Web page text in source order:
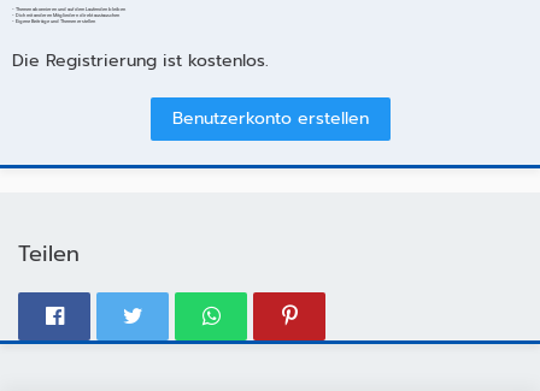
- Themen abonnieren und auf dem Laufenden bleiben
- Dich mit anderen Mitgliedern direkt austauschen
- Eigene Beiträge und Themen erstellen
Die Registrierung ist kostenlos.
Benutzerkonto erstellen
Teilen